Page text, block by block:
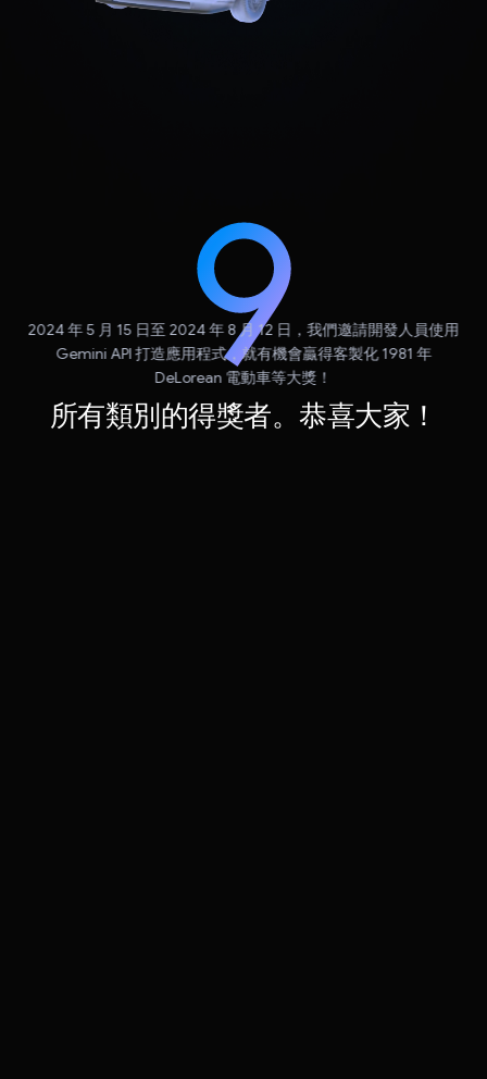
所有類別的得獎者。恭喜大家！
2024 年 5 月 15 日至 2024 年 8 月 12 日，我們邀請開發人員使用
Gemini API 打造應用程式，就有機會贏得客製化 1981 年
DeLorean 電動車等大獎！